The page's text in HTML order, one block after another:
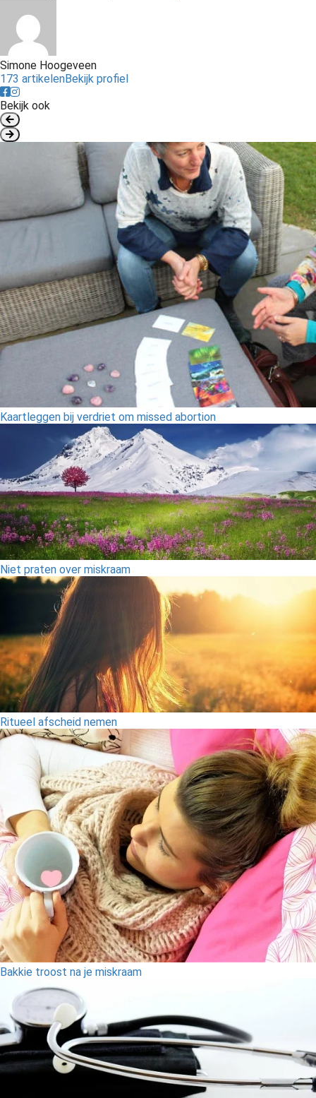
Simone Hoogeveen
173 artikelenBekijk profiel
Bekijk ook
Kaartleggen bij verdriet om missed abortion
Niet praten over miskraam
Ritueel afscheid nemen
Bakkie troost na je miskraam